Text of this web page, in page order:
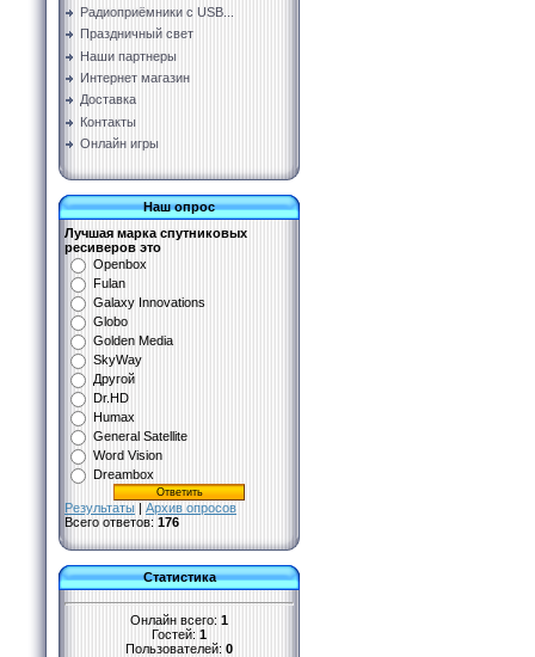
Радиоприёмники с USB...
Праздничный свет
Наши партнеры
Интернет магазин
Доставка
Контакты
Онлайн игры
Наш опрос
Лучшая марка спутниковых
ресиверов это
Openbox
Fulan
Galaxy Innovations
Globo
Golden Media
SkyWay
Другой
Dr.HD
Humax
General Satellite
Word Vision
Dreambox
Результаты | Архив опросов
Всего ответов: 176
Статистика
Онлайн всего: 1
Гостей: 1
Пользователей: 0